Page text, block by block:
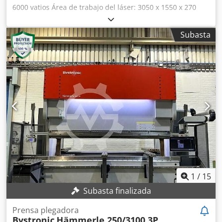
6000 vatios Área de trabajo del láser: 3050 x 1550 x 270
mm Velocidad de posicionamiento X/Y/Z: 90 m/min
simultáneo: 120 m/min Peso máximo de la pieza: 1000 kg
Acero al carbono máx.: 20 mm Acero inoxidable máx.: 16
mm Aluminio máx.: 14 mm Cobre máx.: 8 mm Latón máx.:
14 mm Longitud: 10050 mm Ancho: 5100 mm Altura: 2600
mm Peso de la máquina: 8100 kg Potencia de conexión
total: 54 kW Equipamiento estándar: Dkjdpjxq Rczjfx Amhjr
Guías lineales: WON Husillo de bolas: TBI Cremallera: STR
Ronse/Herion Reductor: Neugart/Alpha Servomotor +
accionamiento (eje XYZ): Schneider Hardware PLC: Siemens
Válvula proporcional: Emerson (Aventics) Válvula solenoide:
AirTAC/CEME Variador de frecuencia: RockWell Motor de
intercambio: GUIGU Cilindro: AirTAC Final de carrera:
Schneider/Senview Contacto auxiliar: Eaton Unidad de
refrigeración: S&A Teyu
Subasta
1 / 15
Subasta finalizada
Prensa plegadora